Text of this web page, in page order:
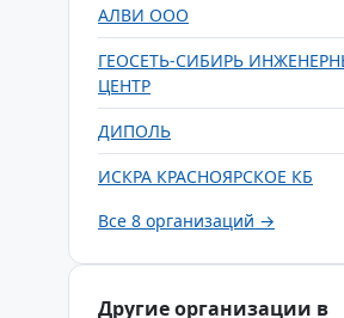
АЛВИ ООО
ГЕОСЕТЬ-СИБИРЬ
ЦЕНТР
ДИПОЛЬ
ИСКРА КРАСНОЯРСКОЕ КБ
Все 8 организаций →
Другие организации в